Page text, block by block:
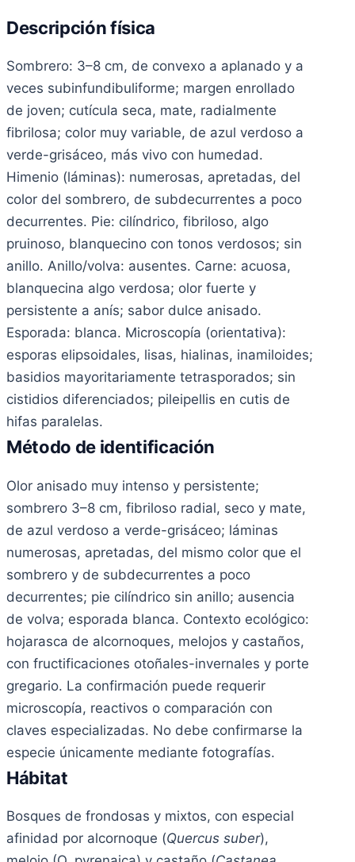
Descripción física
Sombrero: 3–8 cm, de convexo a aplanado y a
veces subinfundibuliforme; margen enrollado
de joven; cutícula seca, mate, radialmente
fibrilosa; color muy variable, de azul verdoso a
verde-grisáceo, más vivo con humedad.
Himenio (láminas): numerosas, apretadas, del
color del sombrero, de subdecurrentes a poco
decurrentes. Pie: cilíndrico, fibriloso, algo
pruinoso, blanquecino con tonos verdosos; sin
anillo. Anillo/volva: ausentes. Carne: acuosa,
blanquecina algo verdosa; olor fuerte y
persistente a anís; sabor dulce anisado.
Esporada: blanca. Microscopía (orientativa):
esporas elipsoidales, lisas, hialinas, inamiloides;
basidios mayoritariamente tetrasporados; sin
cistidios diferenciados; pileipellis en cutis de
hifas paralelas.
Método de identificación
Olor anisado muy intenso y persistente;
sombrero 3–8 cm, fibriloso radial, seco y mate,
de azul verdoso a verde-grisáceo; láminas
numerosas, apretadas, del mismo color que el
sombrero y de subdecurrentes a poco
decurrentes; pie cilíndrico sin anillo; ausencia
de volva; esporada blanca. Contexto ecológico:
hojarasca de alcornoques, melojos y castaños,
con fructificaciones otoñales-invernales y porte
gregario. La confirmación puede requerir
microscopía, reactivos o comparación con
claves especializadas. No debe confirmarse la
especie únicamente mediante fotografías.
Hábitat
Bosques de frondosas y mixtos, con especial
afinidad por alcornoque (Quercus suber),